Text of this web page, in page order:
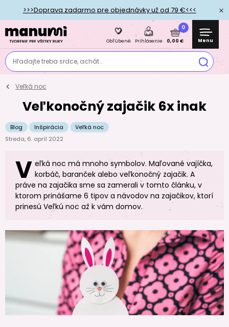
>>>Doprava zadarmo pre objednávky už od 79 €<<<
Hľadajte treba srdce, achát...
Obľúbené Prihlásenie
0
0,00 € Menu
Veľká noc
Veľkonočný zajačik 6x inak
Blog Inšpirácia
Veľká noc
Streda, 6. apríl 2022
V eľká noc má mnoho symbolov. Maľované vajíčka,
korbáč, baranček alebo veľkonočný zajačik. A
práve na zajačika sme sa zamerali v tomto článku, v
ktorom prinášame 6 tipov a návodov na zajačikov, ktorí
prinesú Veľkú noc až k vám domov.